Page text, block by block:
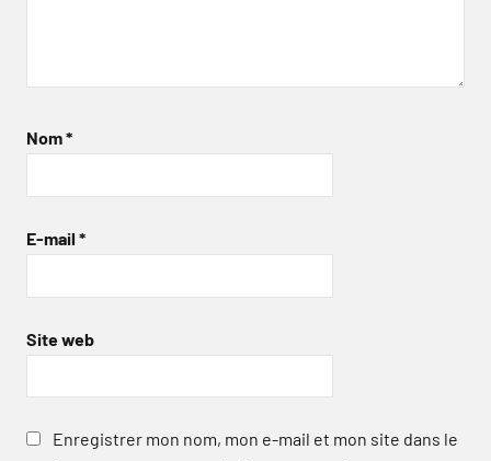
Nom*
E-mail *
Site web
Enregistrer mon nom, mon e-mail et mon site dans le